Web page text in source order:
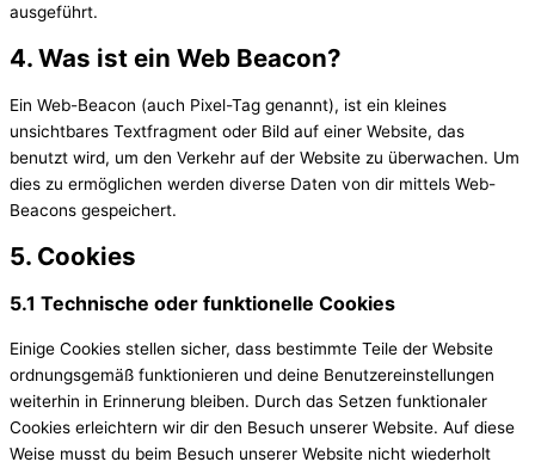
ausgeführt.
4. Was ist ein Web Beacon?
Ein Web-Beacon (auch Pixel-Tag genannt), ist ein kleines
unsichtbares Textfragment oder Bild auf einer Website, das
benutzt wird, um den Verkehr auf der Website zu überwachen. Um
dies zu ermöglichen werden diverse Daten von dir mittels Web-
Beacons gespeichert.
5. Cookies
5.1 Technische oder funktionelle Cookies
Einige Cookies stellen sicher, dass bestimmte Teile der Website
ordnungsgemäß funktionieren und deine Benutzereinstellungen
weiterhin in Erinnerung bleiben. Durch das Setzen funktionaler
Cookies erleichtern wir dir den Besuch unserer Website. Auf diese
Weise musst du beim Besuch unserer Website nicht wiederholt